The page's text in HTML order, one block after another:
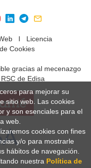
I Licencia
Cookies
gracias al mecenazgo
de Edisa
para mejorar su
sitio web. Las cookies
y son esenciales para el
web.
cookies con fines
y/o para mostrarle
hábitos de navegación.
nuestra Política de